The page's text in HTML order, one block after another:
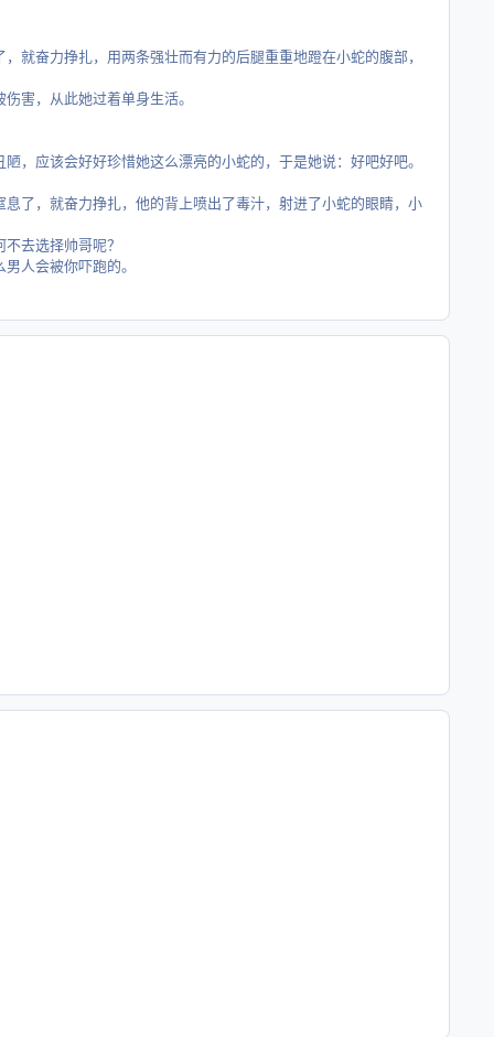
力挣扎，用两条强壮而有力的后腿重重地蹬在小蛇的腹部，
，从此她过着单身生活。
该会好好珍惜她这么漂亮的小蛇的，于是她说：好吧好吧。
，就奋力挣扎，他的背上喷出了毒汁，射进了小蛇的眼睛，小
去选择帅哥呢？
人会被你吓跑的。